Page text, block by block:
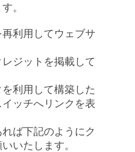
。
利用してウェブサ
ジットを掲載して
利用して構築した
ッチへリンクを表
ば下記のようにク
いたします。